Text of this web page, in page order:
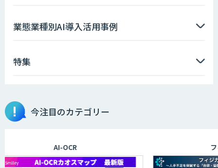
業態業種別AI導入活用事例
特集
今注目のカテゴリー
AI-OCR フィ